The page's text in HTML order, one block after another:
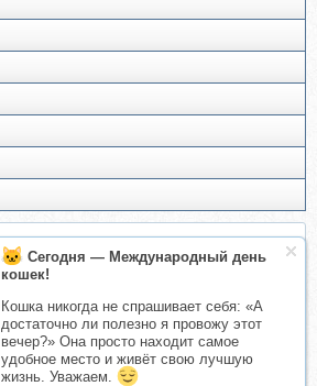
Сегодня — Международный день
кошек!
Кошка никогда не спрашивает себя: «А
достаточно ли полезно я провожу этот
вечер?» Она просто находит самое
удобное место и живёт свою лучшую
жизнь. Уважаем.